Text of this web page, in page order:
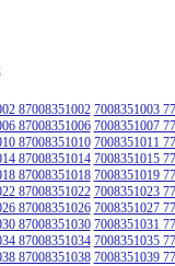
87008351002 7008351003
87008351006 7008351007
87008351010 7008351011
87008351014 7008351015
87008351018 7008351019
87008351022 7008351023
87008351026 7008351027
87008351030 7008351031
87008351034 7008351035
87008351038 7008351039